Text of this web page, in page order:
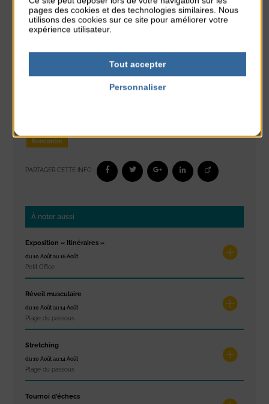
Rencontre
PARTAGER CETTE INFO :
À noter aussi
Exposition « Itinéraires »
du 10 Août au 16 Août
Petit Office
Réveil musculaire
du 10 Août au 14 Août
Plage du passous
Stretching
du 10 Août au 14 Août
Plage du passous
Tournoi d’échecs
pages des cookies et des technologies similaires. Nous
utilisons des cookies sur ce site pour améliorer votre
expérience utilisateur.
Tout accepter
Personnaliser